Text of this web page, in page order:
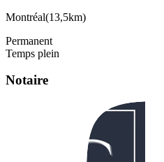
Montréal(13,5km)
Permanent
Temps plein
Notaire